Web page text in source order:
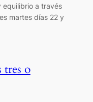
equilibrio a través
martes días 22 y
o